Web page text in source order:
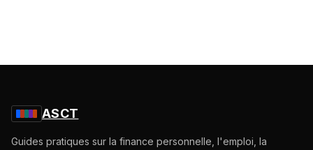
ASCT
Guides pratiques sur la finance personnelle, l'emploi, la